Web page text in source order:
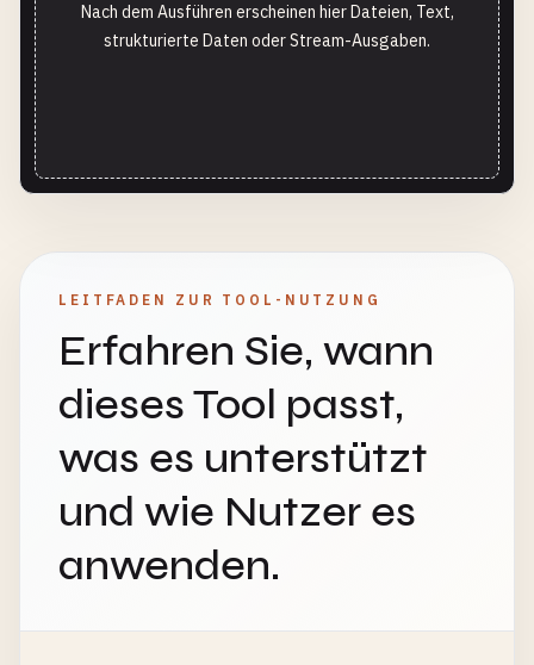
Nach dem Ausführen erscheinen hier Dateien, Text,
strukturierte Daten oder Stream-Ausgaben.
LEITFADEN ZUR TOOL-NUTZUNG
Erfahren Sie, wann
dieses Tool passt,
was es unterstützt
und wie Nutzer es
anwenden.